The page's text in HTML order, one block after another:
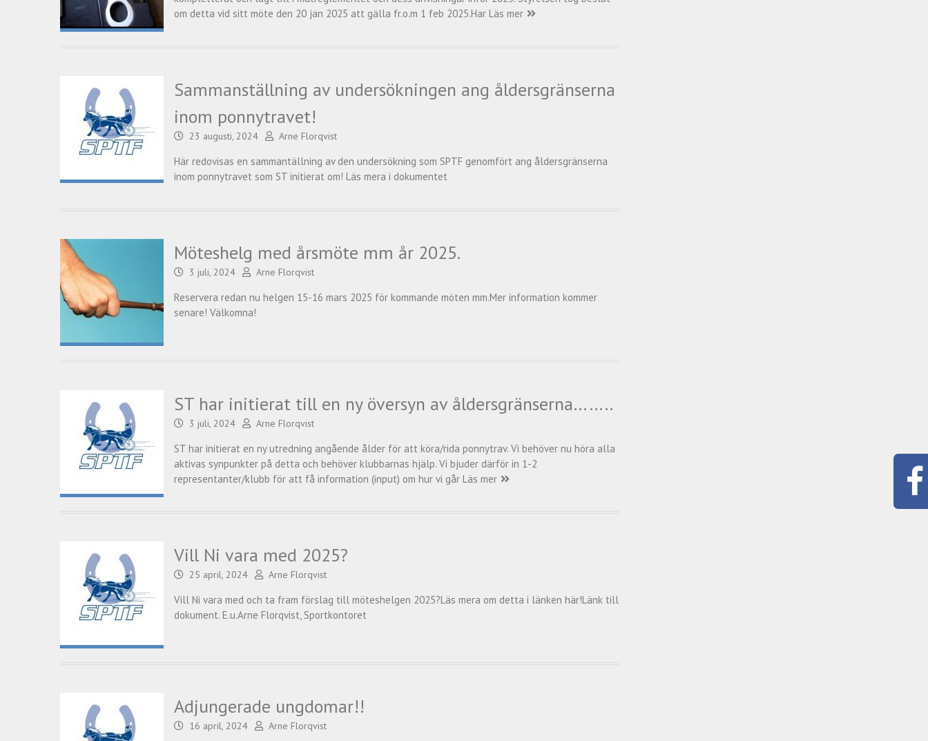
om detta vid sitt möte den 20 jan 2025 att gälla fr.o.m 1 feb 2025.Har Läs mer
Sammanställning av undersökningen ang åldersgränserna
inom ponnytravet!
23 augusti, 2024 Arne Florqvist
Här redovisas en sammantällning av den undersökning som SPTF genomfört ang åldersgränserna
inom ponnytravet som ST initierat om! Läs mera i dokumentet
Möteshelg med årsmöte mm år 2025.
3 juli, 2024 Arne Florqvist
Reservera redan nu helgen 15-16 mars 2025 för kommande möten mm.Mer information kommer
senare! Välkomna!
ST har initierat till en ny översyn av åldersgränserna……..
3 juli, 2024 Arne Florqvist
ST har initierat en ny utredning angående ålder för att köra/rida ponnytrav. Vi behöver nu höra alla
aktivas synpunkter på detta och behöver klubbarnas hjälp. Vi bjuder därför in 1-2
representanter/klubb för att få information (input) om hur vi går Läs mer
Vill Ni vara med 2025?
25 april, 2024 Arne Florqvist
Vill Ni vara med och ta fram förslag till möteshelgen 2025?Läs mera om detta i länken här!Länk till
dokument. E.u.Arne Florqvist, Sportkontoret
Adjungerade ungdomar!!
16 april, 2024 Arne Florqvist